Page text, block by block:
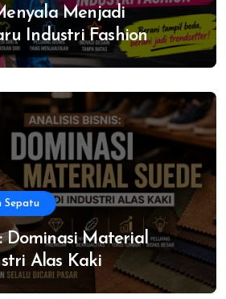
Menjadi
Industri Fashion
Sepatu
Dominasi Material
Alas Kaki